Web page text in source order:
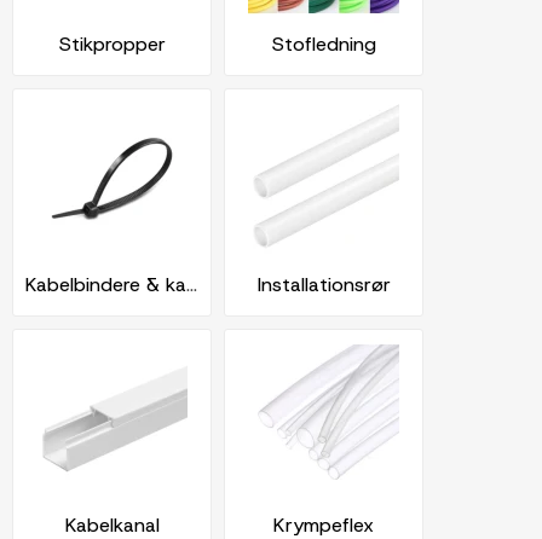
Stikpropper Stofledning
Kabelbindere & kabelstrips Installationsrør
Kabelkanal Krympeflex